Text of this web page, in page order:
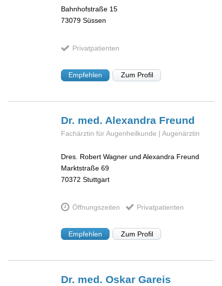
Bahnhofstraße 15
73079 Süssen
Privatpatienten
Empfehlen Zum Profil
Dr. med. Alexandra Freund
Fachärztin für Augenheilkunde | Augenärztin
Dres. Robert Wagner und Alexandra Freund
Marktstraße 69
70372 Stuttgart
Öffnungszeiten Privatpatienten
Empfehlen Zum Profil
Dr. med. OskarGareis